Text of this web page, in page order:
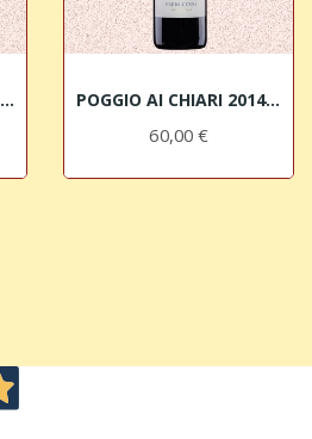
VIGNAFLAVIA 2016 IGT Sangiovese Toscano Colle... POGGIO AI CHIARI 2014 IGT Sangiovese Toscano...
60,00 €